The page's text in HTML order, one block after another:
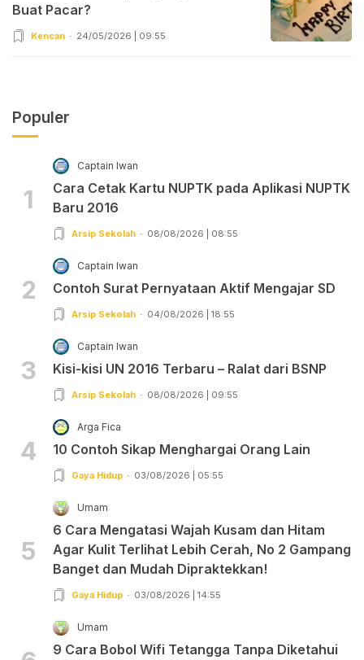
Buat Pacar?
Kencan 24/05/2026 | 09:55
Populer
1
Captain Iwan
Cara Cetak Kartu NUPTK pada Aplikasi NUPTK
Baru 2016
Arsip Sekolah 08/08/2026 | 08:55
2
Captain Iwan
Contoh Surat Pernyataan Aktif Mengajar SD
Arsip Sekolah 04/08/2026 | 18:55
3
Captain Iwan
Kisi-kisi UN 2016 Terbaru – Ralat dari BSNP
Arsip Sekolah 08/08/2026 | 09:55
4
Arga Fica
10 Contoh Sikap Menghargai Orang Lain
Gaya Hidup 03/08/2026 | 05:55
5
Umam
6 Cara Mengatasi Wajah Kusam dan Hitam
Agar Kulit Terlihat Lebih Cerah, No 2 Gampang
Banget dan Mudah Dipraktekkan!
Gaya Hidup 03/08/2026 | 14:55
Umam
9 Cara Bobol Wifi Tetangga Tanpa Diketahui